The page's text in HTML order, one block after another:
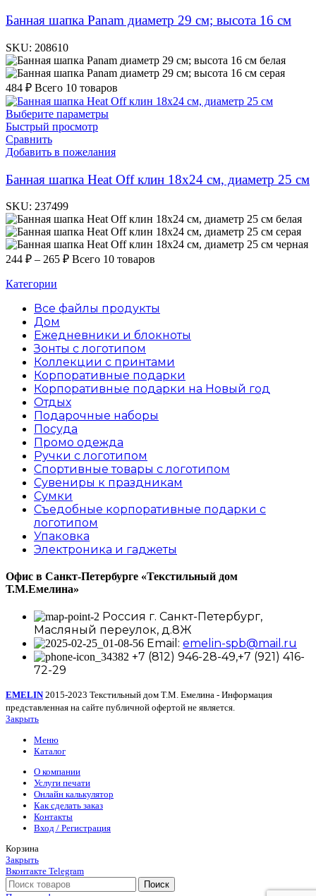
Банная шапка Panam диаметр 29 см; высота 16 см
SKU: 208610
белая
серая
484 ₽ Всего 10 товаров
Выберите параметры
Быстрый просмотр
Сравнить
Добавить в пожелания
Банная шапка Heat Off клин 18х24 см, диаметр 25 см
SKU: 237499
белая
серая
черная
244 ₽ – 265 ₽ Всего 10 товаров
Категории
Все файлы продукты
Дом
Ежедневники и блокноты
Зонты с логотипом
Коллекции с принтами
Корпоративные подарки
Корпоративные подарки на Новый год
Отдых
Подарочные наборы
Посуда
Промо одежда
Ручки с логотипом
Спортивные товары с логотипом
Сувениры к праздникам
Сумки
Съедобные корпоративные подарки с
логотипом
Упаковка
Электроника и гаджеты
Офис в Санкт-Петербурге «Текстильный дом
Т.М.Емелина»
Россия г. Санкт-Петербург,
Масляный переулок, д.8Ж
Email: emelin-spb@mail.ru
+7 (812) 946-28-49,+7 (921) 416-
72-29
EMELIN 2015-2023 Текстильный дом Т.М. Емелина - Информация
представленная на сайте публичной офертой не является.
Закрыть
Меню
Каталог
О компании
Услуги печати
Онлайн калькулятор
Как сделать заказ
Контакты
Вход / Регистрация
Корзина
Закрыть
Вконтакте Telegram
Поиск